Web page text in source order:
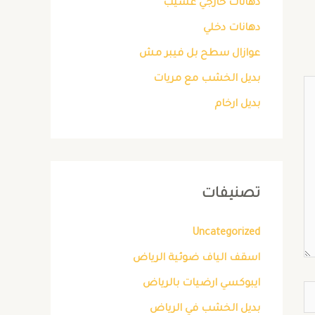
دهانات خارجي عسيب
دهانات دخلي
عوازال سطح بل فيبر مش
بديل الخشب مع مريات
بديل ارخام
تصنيفات
Uncategorized
اسقف الياف ضوئية الرياض
ايبوكسي ارضيات بالرياض
بديل الخشب في الرياض